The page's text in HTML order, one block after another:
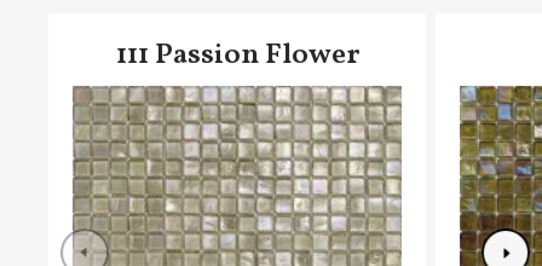
111 Passion Flower